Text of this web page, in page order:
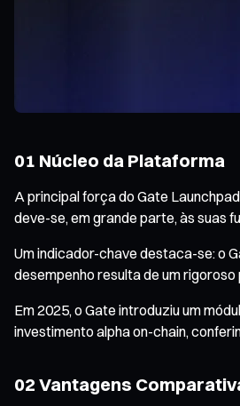
01 Núcleo da Plataforma
A principal força do Gate
deve-se, em grande parte, às suas
Um indicador-chave destaca-se: o
desempenho resulta de um
Em 2025, o Gate introduziu um
investimento alpha on-chain,
02 Vantagens